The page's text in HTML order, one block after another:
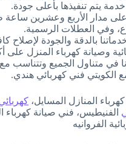
يتم تنفيذها بأعلى جودة.
مدار الأربع وعشرين ساعة
وفي العطلات الرسمية.
بالدقة والجودة لإصلاح
وصيانة كهرباء المنزل
في متناول الجميع وتتناسب
الكويتي فني كهربائي هندي.
المنازل المسايل،
الفنيطيس، فني صيانة
الفروانيه